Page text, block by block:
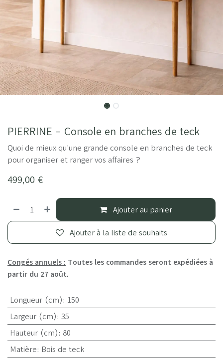
PIERRINE - Console en branches de teck
Quoi de mieux qu’une grande console en branches de teck
pour organiser et ranger vos affaires ?
499,00 €
Ajouter au panier
Ajouter à la liste de souhaits
Congés annuels : Toutes les commandes seront expédiées à
partir du 27 août.
Longueur (cm): 150
Largeur (cm): 35
Hauteur (cm): 80
Matière: Bois de teck